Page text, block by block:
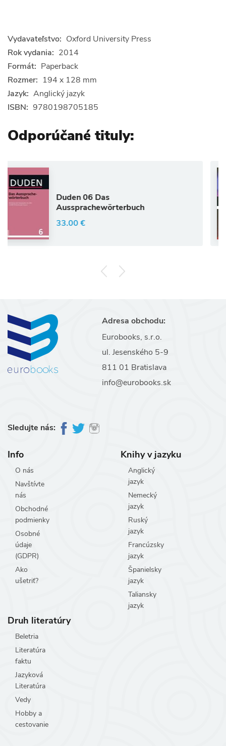
Vydavateľstvo: Oxford University Press
Rok vydania: 2014
Formát: Paperback
Rozmer: 194 x 128 mm
Jazyk: Anglický jazyk
ISBN: 9780198705185
Odporúčané tituly:
Duden 06 Das
Aussprachewörterbuch
Adresa obchodu:
Eurobooks, s.r.o.
ul. Jesenského 5-9
811 01 Bratislava
info@eurobooks.sk
Sledujte nás:
Info
O nás
Navštívte
nás
Obchodné
podmienky
Osobné
údaje
(GDPR)
Ako
ušetriť?
Knihy v jazyku
Anglický
jazyk
Nemecký
jazyk
Ruský
jazyk
Francúzsky
jazyk
Španielsky
jazyk
Taliansky
jazyk
Druh literatúry
Beletria
Literatúra
faktu
Jazyková
Literatúra
Vedy
Hobby a
cestovanie